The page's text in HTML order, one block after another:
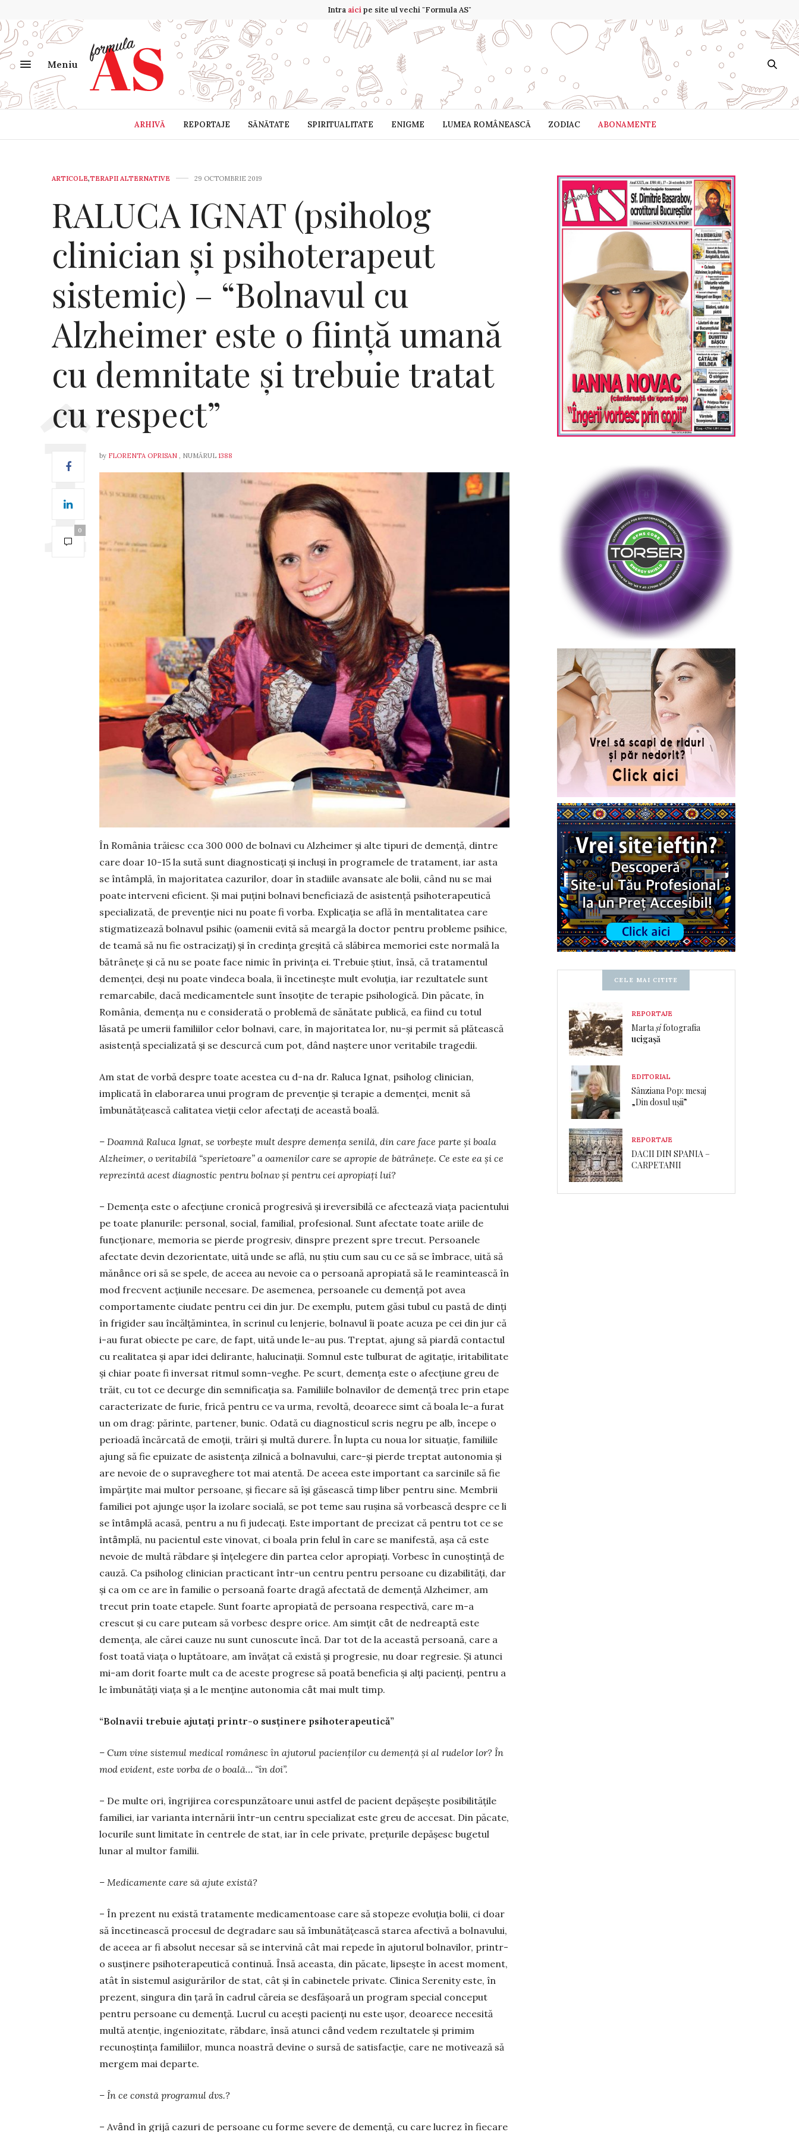
Intra aicipe site ul vechi "Formula AS"
Meniu
ARHIVĂ REPORTAJE SĂNĂTATE SPIRITUALITATE ENIGME LUMEA ROMÂNEASCĂ ZODIAC ABONAMENTE
ARTICOLE,TERAPII ALTERNATIVE 29 OCTOMBRIE 2019
RALUCA IGNAT (psiholog
clinician și psihoterapeut
sistemic) – “Bolnavul cu
Alzheimer este o ființă umană
cu demnitate și trebuie tratat
cu respect”
0
by FLORENTA OPRISAN , NUMĂRUL 1388
În România trăiesc cca 300 000 de bolnavi cu Alzheimer şi alte tipuri de demenţă, dintre
care doar 10-15 la sută sunt diagnosticaţi şi incluşi în programele de tratament, iar asta
se în­tâm­plă, în majoritatea cazurilor, doar în stadiile avan­sate ale bolii, când nu se mai
poate interveni eficient. Şi mai puţini bolnavi beneficiază de asis­tenţă psiho­terapeutică
specializată, de pre­venţie nici nu poate fi vorba. Explicaţia se află în mentali­tatea care
stigmatizează bol­na­vul psihic (oamenii evită să meargă la doctor pentru pro­bleme psihice,
de teamă să nu fie ostracizaţi) şi în credinţa greşită că slăbirea memoriei este normală la
bătrâneţe şi că nu se poate face nimic în pri­vinţa ei. Trebuie ştiut, însă, că tratamentul
demenței, deşi nu poate vindeca boa­la, îi înce­ti­neşte mult evoluţia, iar re­zul­tatele sunt
remarcabile, dacă medicamentele sunt însoţite de terapie psihologică. Din pă­cate, în
România, de­menţa nu e considerată o problemă de sănătate publică, ea fiind cu totul
lăsată pe umerii familiilor celor bol­navi, care, în majoritatea lor, nu-şi permit să plă­tească
asistenţă specializată şi se descurcă cum pot, dând naștere unor veritabile tragedii.
Am stat de vorbă despre toate acestea cu d-na dr. Raluca Ignat, psiholog clinician,
implicată în elaborarea unui program de prevenţie şi terapie a demenţei, menit să
îmbunătăţească calitatea vieţii celor afectaţi de această boală.
– Doamnă Raluca Ignat, se vorbește mult despre demenţa senilă, din care face parte și boala
Alzheimer, o veritabilă “sperietoare” a oamenilor care se apropie de bătrânețe. Ce este ea şi ce
repre­zintă acest diagnostic pentru bolnav şi pentru cei apropiaţi lui?
– Demenţa este o afecţiune cronică progresivă și ireversibilă ce afectează viaţa pacientului
pe toate planurile: personal, social, familial, profesional. Sunt afectate toate ariile de
funcţionare, memoria se pierde progresiv, dinspre prezent spre trecut. Persoanele
afectate devin dezorientate, uită unde se află, nu ştiu cum sau cu ce să se îmbrace, uită să
mănȃnce ori să se spele, de aceea au nevoie ca o persoană apropiată să le reamintească în
mod frec­vent acţiunile necesare. De asemenea, persoanele cu demenţă pot avea
comportamente ciudate pentru cei din jur. De exemplu, putem găsi tubul cu pastă de dinţi
în frigider sau încălţămintea, în scrinul cu lenjerie, bolnavul îi poate acuza pe cei din jur că
i-au furat obiecte pe care, de fapt, uită unde le-au pus. Treptat, ajung să piardă contactul
cu realitatea și apar idei delirante, halucinaţii. Somnul este tul­bu­rat de agitaţie, iritabilitate
și chiar poate fi in­versat ritmul somn-veghe. Pe scurt, demenţa este o afec­țiune greu de
trăit, cu tot ce decurge din semni­fi­caţia sa. Familiile bolnavilor de demență trec prin etape
caracterizate de furie, frică pentru ce va ur­ma, revoltă, deoarece simt că boala le-a furat
un om drag: părinte, partener, bunic. Odată cu diag­nosticul scris negru pe alb, începe o
perioadă încăr­cată de emoţii, trăiri și multă durere. În lupta cu noua lor situaţie, familiile
ajung să fie epuizate de asis­tenţa zilnică a bolnavului, care-şi pierde treptat auto­no­mia şi
are nevoie de o supra­veghere tot mai atentă. De aceea este important ca sarci­nile să fie
îm­părţite mai mul­tor persoane, și fiecare să își gă­sească timp liber pentru sine. Membrii
familiei pot ajunge ușor la izolare socială, se pot teme sau rușina să vor­bească despre ce li
se întȃmplă acasă, pentru a nu fi judecaţi. Este important de precizat că pentru tot ce se
întȃmplă, nu pacientul este vino­vat, ci boa­la prin felul în care se mani­festă, așa că este
nevoie de multă răbdare și înţelegere din partea celor apropiaţi. Vorbesc în cunoștință de
cau­ză. Ca psiho­log clinician practicant într-un centru pentru persoa­ne cu diza­bilităţi, dar
și ca om ce are în familie o persoană foarte dragă afectată de de­menţă Alzhei­mer, am
trecut prin toate etapele. Sunt foarte apro­piată de persoana respectivă, care m-a
crescut și cu care puteam să vorbesc despre orice. Am simţit cȃt de nedreaptă este
demenţa, ale cărei cauze nu sunt cunoscute încă. Dar tot de la această persoa­nă, care a
fost toată viaţa o luptă­toare, am învăţat că există și progresie, nu doar regresie. Și atunci
mi-am dorit foarte mult ca de aceste progrese să poată beneficia și alţi pacienţi, pentru a
le îmbună­tăţi viaţa și a le menţine auto­nomia cȃt mai mult timp.
“Bolnavii trebuie ajutați printr-o susținere psihoterapeutică”
– Cum vine sistemul medical românesc în aju­torul pacienţilor cu demenţă şi al rudelor lor? În
mod evident, este vorba de o boală… “în doi”.
– De multe ori, îngrijirea corespunzătoare unui astfel de pacient depășește posibilităţile
familiei, iar varianta internării într-un centru spe­cializat este greu de accesat. Din păcate,
locurile sunt limitate în centrele de stat, iar în cele private, preţurile de­pășesc bugetul
lunar al multor familii.
– Medicamente care să ajute există?
– În prezent nu există tratamente medicamen­toase care să stopeze evoluţia bolii, ci doar
să înce­tinească procesul de degradare sau să îmbunătă­ţească starea afectivă a bolnavului,
de aceea ar fi absolut necesar să se intervină cât mai repede în ajutorul bolnavilor, printr-
o susţinere psihotera­peutică continuă. Însă aceasta, din păcate, lipseşte în acest moment,
atât în sistemul asigurărilor de stat, cât şi în cabinetele private. Clinica Serenity este, în
prezent, singura din ţară în cadrul căreia se desfășoară un program special conceput
pentru persoane cu demenţă. Lucrul cu acești pacienţi nu este ușor, deoarece necesită
multă atenţie, ingenio­zitate, răbdare, însă atunci cȃnd vedem rezultatele și primim
recunoștinţa familiilor, munca noastră devine o sursă de satisfacţie, care ne motivează să
mergem mai departe.
– În ce constă programul dvs.?
– Avȃnd în grijă cazuri de per­soane cu forme severe de demenţă, cu care lucrez în fiecare
CELE MAI CITITE
REPORTAJE
Martașifotografia
ucigașă
EDITORIAL
Sânziana Pop: mesaj
„Din dosul ușii”
REPORTAJE
DACII DIN SPANIA –
CARPETANII